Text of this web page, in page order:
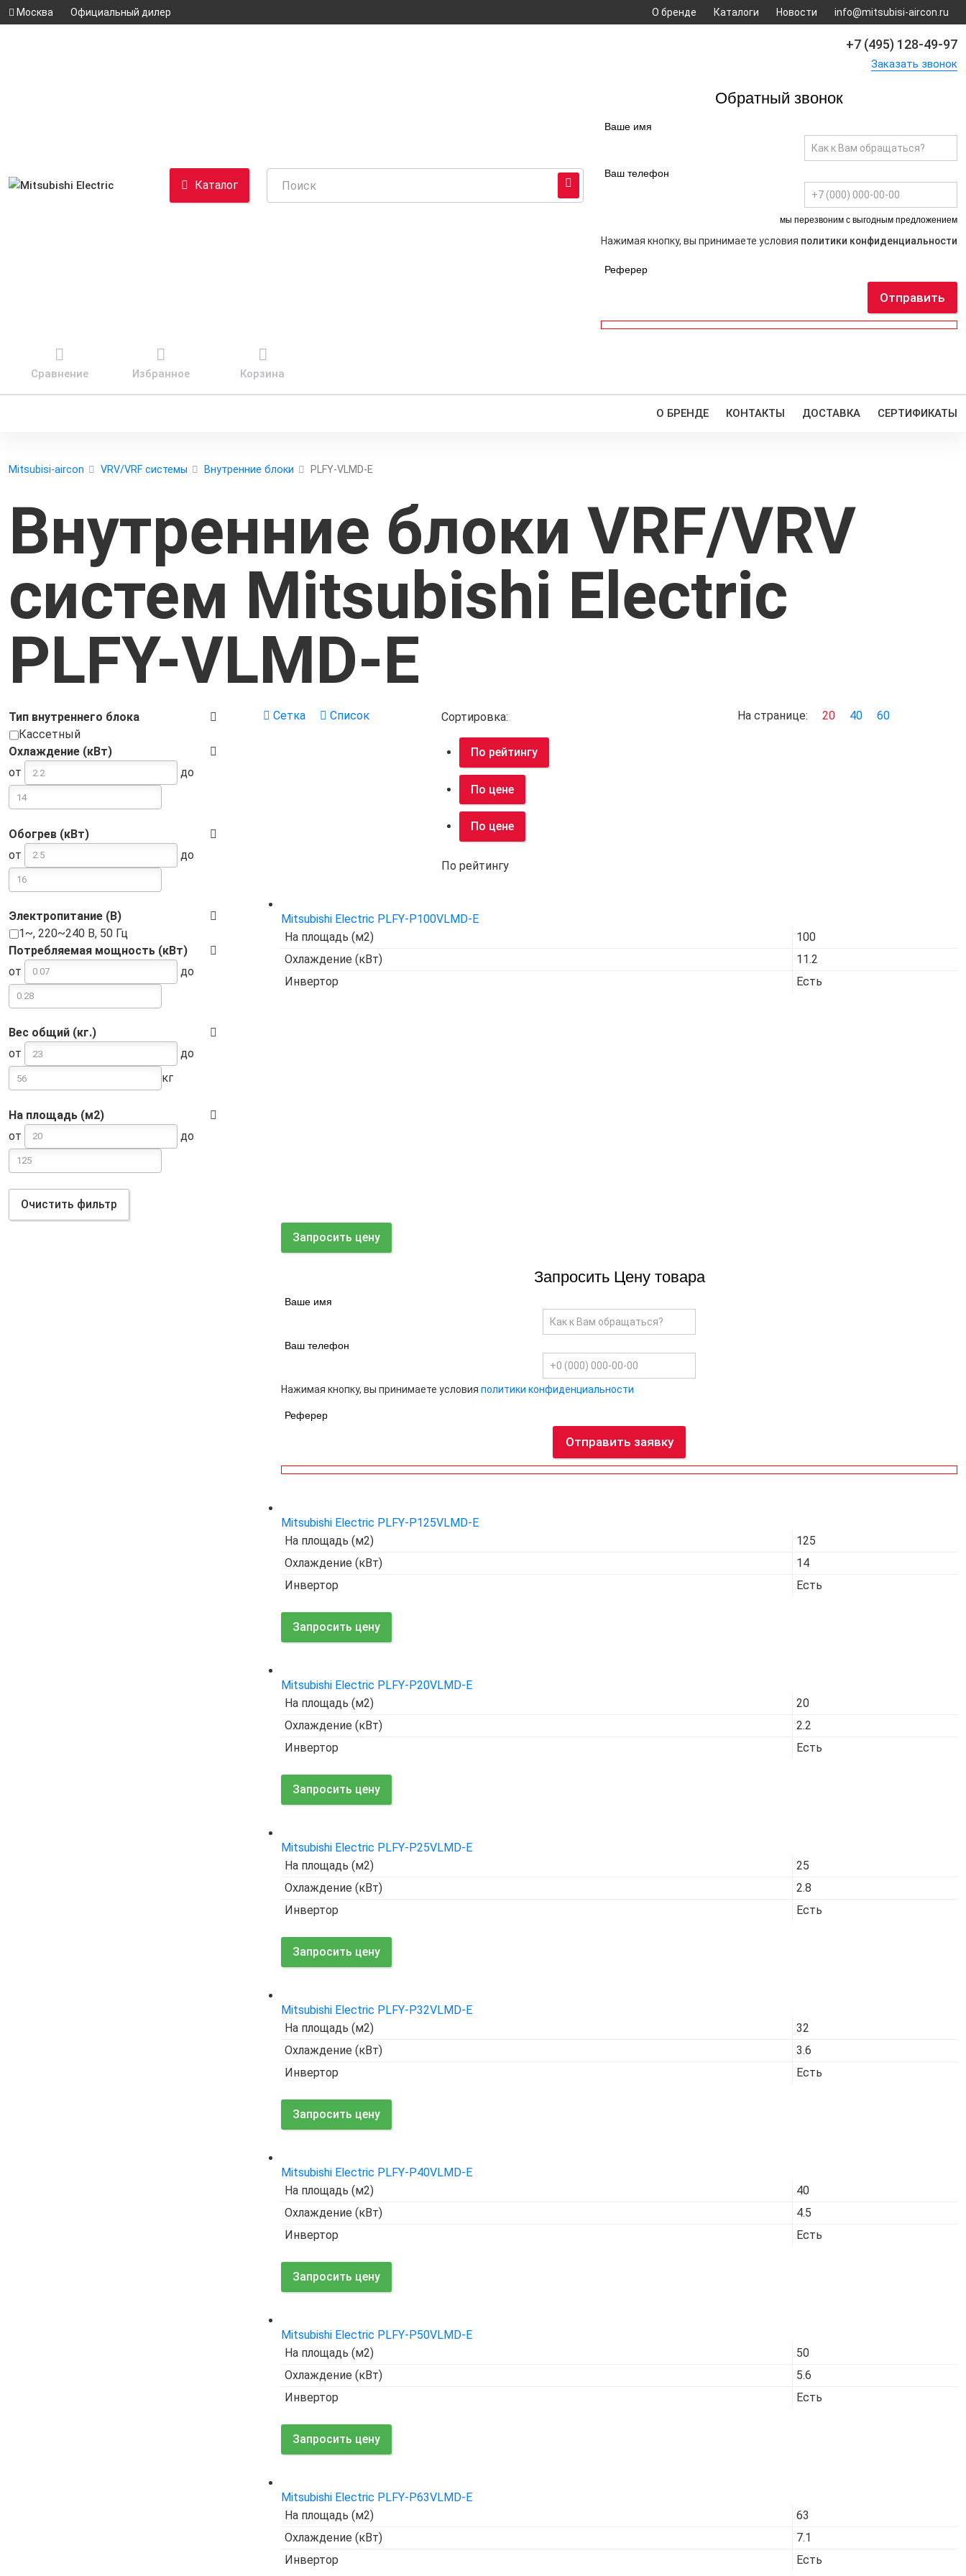
Москва Официальный дилер О бренде Каталоги Новости info@mitsubisi-aircon.ru
Каталог
+7 (495) 128-49-97
Заказать звонок
Обратный звонок
Ваше имя
Ваш телефон
мы перезвоним с выгодным предложением
Нажимая кнопку, вы принимаете условия политики конфиденциальности
Реферер
Отправить
Сравнение Избранное Корзина
О БРЕНДЕ КОНТАКТЫ ДОСТАВКА СЕРТИФИКАТЫ
Mitsubisi-aircon VRV/VRF системы Внутренние блоки PLFY-VLMD-E
Внутренние блоки VRF/VRV
систем Mitsubishi Electric
PLFY-VLMD-E
Тип внутреннего блока
Кассетный
Охлаждение (кВт)
от
до
Обогрев (кВт)
от
до
Электропитание (В)
1~, 220~240 В, 50 Гц
Потребляемая мощность (кВт)
от
до
Вес общий (кг.)
от
до
кг
На площадь (м2)
от
до
Очистить фильтр
Сетка Список Сортировка:
По рейтингу
По цене
По цене
По рейтингу
На странице: 20 40 60
Mitsubishi Electric PLFY-P100VLMD-E
На площадь (м2)
100
Охлаждение (кВт)
11.2
Инвертор
Есть
Запросить цену
Запросить Цену товара
Ваше имя
Ваш телефон
Нажимая кнопку, вы принимаете условия политики конфиденциальности
Реферер
Отправить заявку
Mitsubishi Electric PLFY-P125VLMD-E
На площадь (м2)
125
Охлаждение (кВт)
14
Инвертор
Есть
Запросить цену
Mitsubishi Electric PLFY-P20VLMD-E
На площадь (м2)
20
Охлаждение (кВт)
2.2
Инвертор
Есть
Запросить цену
Mitsubishi Electric PLFY-P25VLMD-E
На площадь (м2)
25
Охлаждение (кВт)
2.8
Инвертор
Есть
Запросить цену
Mitsubishi Electric PLFY-P32VLMD-E
На площадь (м2)
32
Охлаждение (кВт)
3.6
Инвертор
Есть
Запросить цену
Mitsubishi Electric PLFY-P40VLMD-E
На площадь (м2)
40
Охлаждение (кВт)
4.5
Инвертор
Есть
Запросить цену
Mitsubishi Electric PLFY-P50VLMD-E
На площадь (м2)
50
Охлаждение (кВт)
5.6
Инвертор
Есть
Запросить цену
Mitsubishi Electric PLFY-P63VLMD-E
На площадь (м2)
63
Охлаждение (кВт)
7.1
Инвертор
Есть